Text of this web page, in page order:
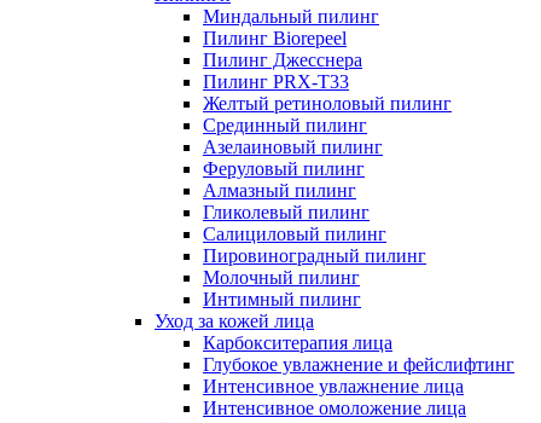
Миндальный пилинг
Пилинг Biorepeel
Пилинг Джесснера
Пилинг PRX-T33
Желтый ретиноловый пилинг
Срединный пилинг
Азелаиновый пилинг
Феруловый пилинг
Алмазный пилинг
Гликолевый пилинг
Салициловый пилинг
Пировиноградный пилинг
Молочный пилинг
Интимный пилинг
Уход за кожей лица
Карбокситерапия лица
Глубокое увлажнение и фейслифтинг
Интенсивное увлажнение лица
Интенсивное омоложение лица